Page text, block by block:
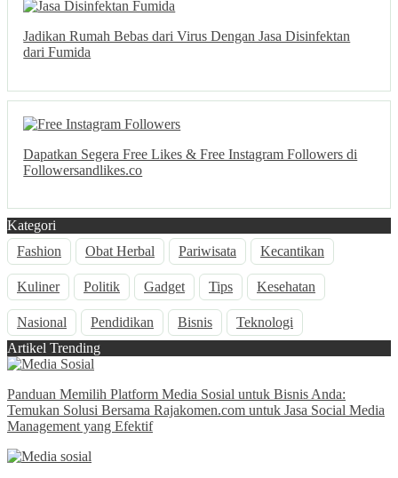
Jadikan Rumah Bebas dari Virus Dengan Jasa Disinfektan
dari Fumida
Dapatkan Segera Free Likes & Free Instagram Followers di
Followersandlikes.co
Kategori
Fashion
Obat Herbal Pariwisata Kecantikan
Kuliner Politik Gadget Tips Kesehatan
Nasional Pendidikan Bisnis
Teknologi
Artikel Trending
Panduan Memilih Platform Media Sosial untuk Bisnis Anda:
Temukan Solusi Bersama Rajakomen.com untuk Jasa Social Media
Management yang Efektif